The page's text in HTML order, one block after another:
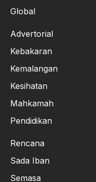
Global
Advertorial
Kebakaran
Kemalangan
Kesihatan
Mahkamah
Pendidikan
Rencana
Sada Iban
Semasa